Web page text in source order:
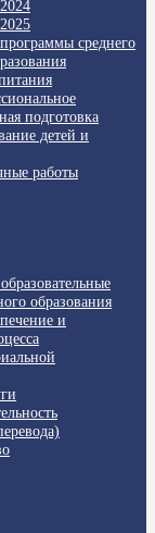
среднего
подготовка
детей и
работы
образования
и